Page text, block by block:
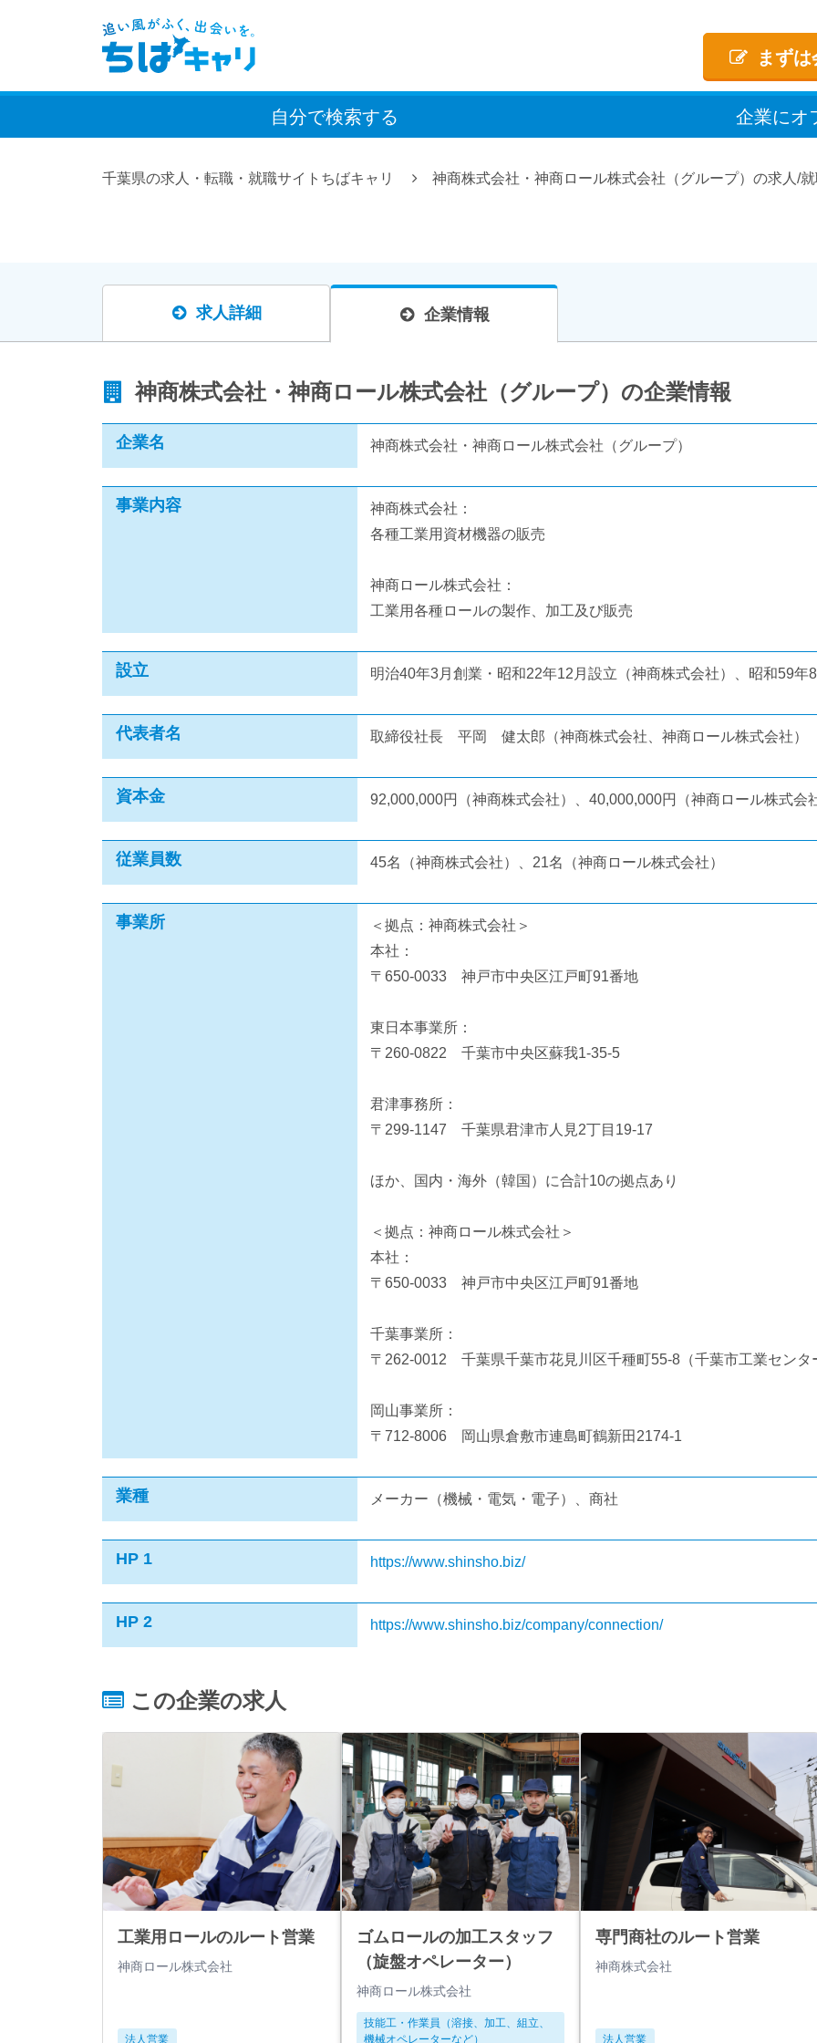
まずは
自分で検索する 企業にオ
千葉県の求人・転職・就職サイトちばキャリ 神商株式会社・神商ロール株式会社（グループ）の求人/
求人詳細 企業情報
神商株式会社・神商ロール株式会社（グループ）の企業情報
企業名 神商株式会社・神商ロール株式会社（グループ）
事業内容
神商株式会社：
各種工業用資材機器の販売
神商ロール株式会社：
工業用各種ロールの製作、加工及び販売
設立 明治40年3月創業・昭和22年12月設立（神商株式会社）、昭和59
代表者名 取締役社長 平岡 健太郎（神商株式会社、神商ロール株式会社）
資本金 92,000,000円（神商株式会社）、40,000,000円（神商ロール株式会
従業員数 45名（神商株式会社）、21名（神商ロール株式会社）
事業所
＜拠点：神商株式会社＞
本社：
〒650-0033 神戸市中央区江戸町91番地
東日本事業所：
〒260-0822 千葉市中央区蘇我1-35-5
君津事務所：
〒299-1147 千葉県君津市人見2丁目19-17
ほか、国内・海外（韓国）に合計10の拠点あり
＜拠点：神商ロール株式会社＞
本社：
〒650-0033 神戸市中央区江戸町91番地
千葉事業所：
〒262-0012 千葉県千葉市花見川区千種町55-8（千葉市工業センタ
岡山事業所：
〒712-8006 岡山県倉敷市連島町鶴新田2174-1
業種 メーカー（機械・電気・電子）、商社
HP 1 https://www.shinsho.biz/
HP 2 https://www.shinsho.biz/company/connection/
この企業の求人
工業用ロールのルート営業
神商ロール株式会社
法人営業
ゴムロールの加工スタッフ
（旋盤オペレーター）
神商ロール株式会社
技能工・作業員（溶接、加工、組立、
機械オペレーターなど）
専門商社のルート営業
神商株式会社
法人営業